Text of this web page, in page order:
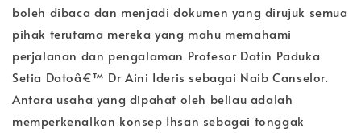
boleh dibaca dan menjadi dokumen yang dirujuk semua
pihak terutama mereka yang mahu memahami
perjalanan dan pengalaman Profesor Datin Paduka
Setia Datoâ€™ Dr Aini Ideris sebagai Naib Canselor.
Antara usaha yang dipahat oleh beliau adalah
memperkenalkan konsep Ihsan sebagai tonggak